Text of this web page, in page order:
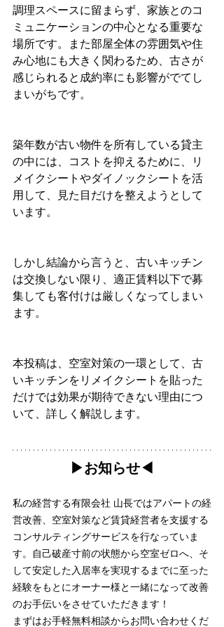
調理スペースに留まらず、家族とのコ
ミュニケーションの中心となる重要な
場所です。また部屋全体の雰囲気や住
み心地にも大きく関わるため、古さが
感じられると成約率にも影響がでてし
まいがちです。
築年数が古い物件を所有している貸主
の中には、コストを抑えるために、リ
メイクシートやダイノックシートを活
用して、見た目だけを整えようとして
います。
しかし結論から言うと、古いキッチン
は交換しない限り、適正賃料以下で募
集しても客付けは厳しくなってしまい
ます。
本投稿は、空室対策の一環として、古
いキッチンをリメイクシートを貼った
だけでは効果が期待できない理由につ
いて、詳しく解説します。
▶︎お知らせ◀︎
私の経営する有限会社 山長ではアパートの経
営改善、空室対策など賃貸経営者を支援する
コンサルティングサービスを行なっていま
す。自己破産寸前の状態から空室ゼロへ、そ
して安定した入居率を実現するまでに至った
経験をもとにオーナー様と一緒になって改善
のお手伝いをさせていただきます！
まずはお手軽無料相談からお問い合わせくだ